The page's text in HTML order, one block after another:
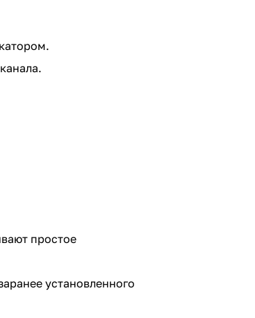
простое
установленного